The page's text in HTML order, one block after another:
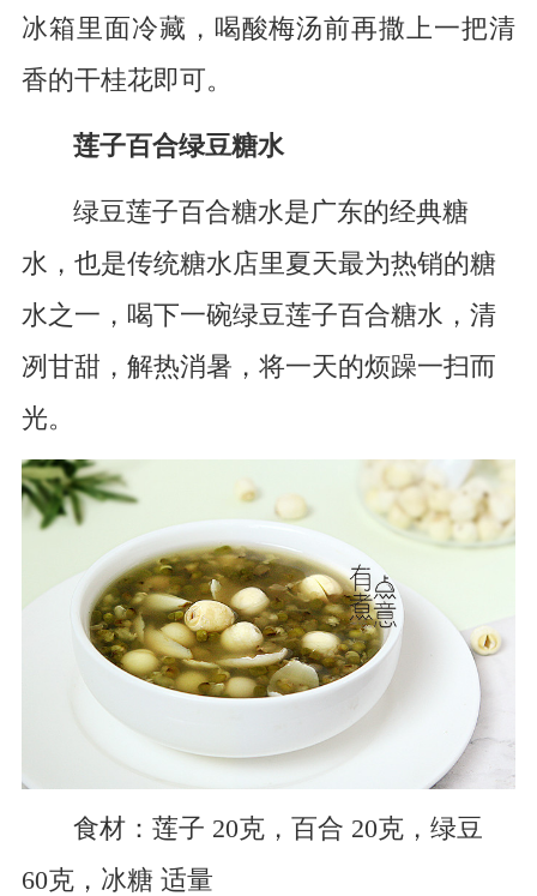
冰箱里面冷藏，喝酸梅汤前再撒上一把清
香的干桂花即可。
莲子百合绿豆糖水
绿豆莲子百合糖水是广东的经典糖
水，也是传统糖水店里夏天最为热销的糖
水之一，喝下一碗绿豆莲子百合糖水，清
冽甘甜，解热消暑，将一天的烦躁一扫而
光。
食材：莲子 20克，百合 20克，绿豆
60克，冰糖 适量